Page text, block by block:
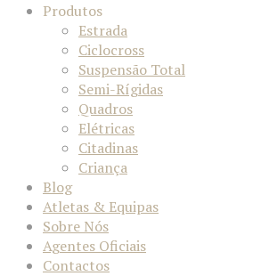
Produtos
Estrada
Ciclocross
Suspensão Total
Semi-Rígidas
Quadros
Elétricas
Citadinas
Criança
Blog
Atletas & Equipas
Sobre Nós
Agentes Oficiais
Contactos